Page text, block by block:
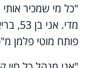
"כל מי שמכיר
מדי.
פותח מוטי פלמן